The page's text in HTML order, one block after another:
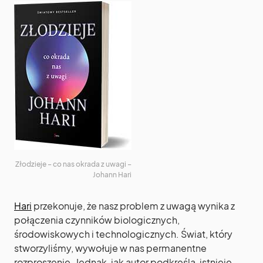
Złodzieje – co nas okrada z uwagi –
Johann Hari
Hari przekonuje, że nasz problem z uwagą wynika z
połączenia czynników biologicznych,
środowiskowych i technologicznych. Świat, który
stworzyliśmy, wywołuje w nas permanentne